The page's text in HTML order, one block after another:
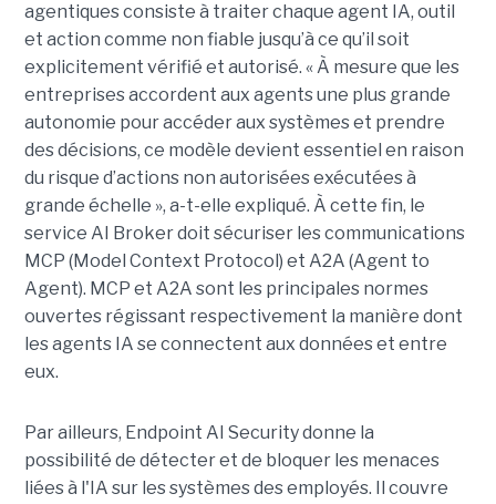
agentiques consiste à traiter chaque agent IA, outil
et action comme non fiable jusqu’à ce qu’il soit
explicitement vérifié et autorisé. « À mesure que les
entreprises accordent aux agents une plus grande
autonomie pour accéder aux systèmes et prendre
des décisions, ce modèle devient essentiel en raison
du risque d’actions non autorisées exécutées à
grande échelle », a-t-elle expliqué. À cette fin, le
service AI Broker doit sécuriser les communications
MCP (Model Context Protocol) et A2A (Agent to
Agent). MCP et A2A sont les principales normes
ouvertes régissant respectivement la manière dont
les agents IA se connectent aux données et entre
eux.
Par ailleurs, Endpoint AI Security donne la
possibilité de détecter et de bloquer les menaces
liées à l'IA sur les systèmes des employés. Il couvre